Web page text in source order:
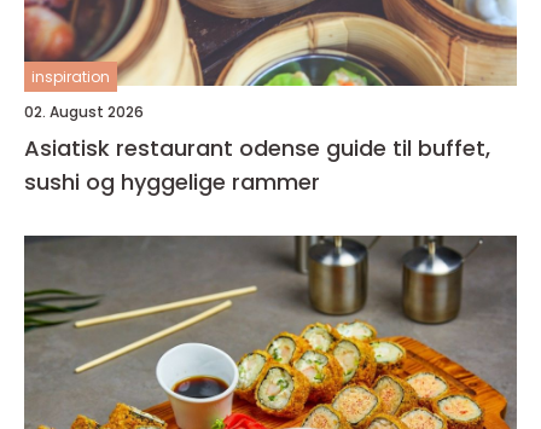
inspiration
02. August 2026
Asiatisk restaurant odense guide til buffet,
sushi og hyggelige rammer